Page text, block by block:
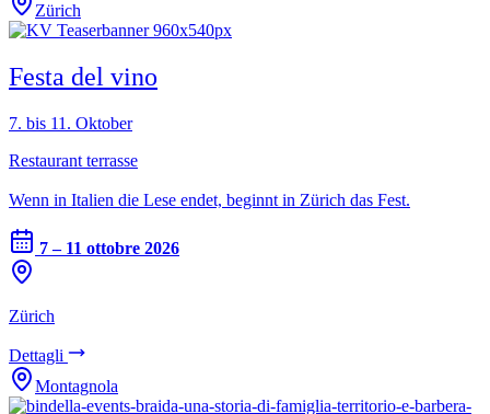
Zürich
Festa del vino
7. bis 11. Oktober
Restaurant terrasse
Wenn in Italien die Lese endet, beginnt in Zürich das Fest.
7 – 11 ottobre 2026
Zürich
Dettagli
Montagnola